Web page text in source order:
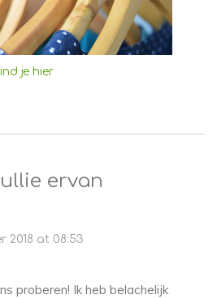
je hier
ervan
2018 at 08:53
proberen! Ik heb belachelijk